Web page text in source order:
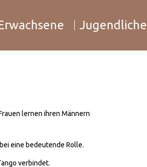
Jugendliche
lernen ihren Männern
eine bedeutende Rolle.
verbindet.